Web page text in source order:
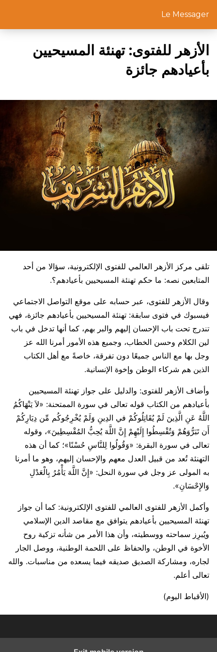
Le Messager
الأزهر للفتوى: تهنئة المسيحيين
بأعيادهم جائزة
تلقى مركز الأزهر العالمي للفتوى الإلكترونية، سؤالا من أحد
المتابعين نصه: ما حكم تهنئة المسيحيين بأعيادهم؟.
وقال الأزهر للفتوى، عبر حسابه على موقع التواصل الاجتماعي
فيسبوك في فتوى سابقة: تهنئة المسيحيين بأعيادهم جائزة، فهي
تندرج تحت باب الإحسان إليهم والبر بهم، كما أنها تدخل في باب
لين الكلام وحسن الخطاب، وجميع هذه الأمور أمرنا الله عز
وجل بها مع الناس جميعًا دون تفرقة، خاصةً مع أهل الكتاب
الذين هم شركاء الوطن وإخوة الإنسانية.
وأضاف الأزهر للفتوى: والدليل على جواز تهنئة المسيحيين
بأعيادهم من الكتاب قوله تعالى في سورة الممتحنة: «لاَ يَنْهَاكُمُ
اللَّهُ عَنِ الَّذِينَ لَمْ يُقَاتِلُوكُمْ في الدِينِ وَلَمْ يُخْرِجُوكُم مِّن دِيَارِكُمْ
أَن تَبَرُّوَهُمْ وَتُقْسِطُوا إِلَيْهِمْ إِنَّ اللَّهَ يُحِبُّ المُقْسِطِينَ»، وقوله
تعالى في سورة البقرة: «وَقُولُوا لِلنَّاسِ حُسْنًا»؛ كما أن هذه
التهنئة تُعد من قبيل العدل معهم والإحسان إليهم، وهو ما أمرنا
به المولى عز وجل في سورة النحل: «إِنَّ اللَّهَ يَأْمُرُ بِالْعَدْلِ
وَالإِحْسَانِ».
وأكمل الأزهر للفتوى العالمي للفتوى الإلكترونية: كما أن جواز
تهنئة المسيحيين بأعيادهم يتوافق مع مقاصد الدين الإسلامي
ويُبرِز سماحته ووسطيته، وأن هذا الأمر من شأنه تزكية روح
الأخوة في الوطن، والحفاظ على اللحمة الوطنية، ووصل الجار
لجاره، ومشاركة الصديق صديقه فيما يسعده من مناسبات. والله
تعالى أعلم.
(الأقباط اليوم)